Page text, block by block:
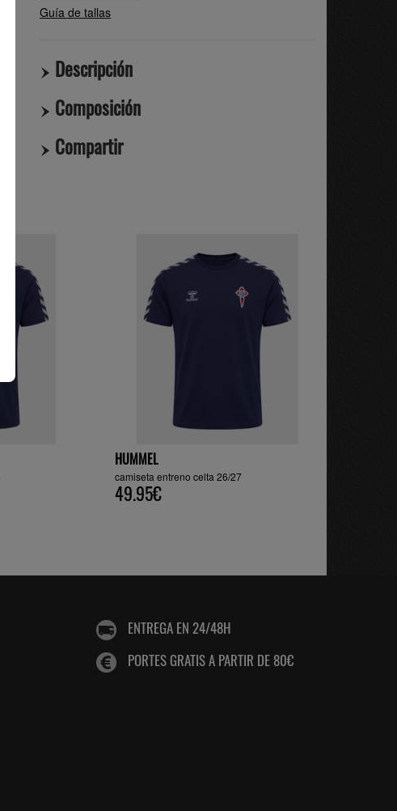
Guía de tallas
Descripción
Composición
Compartir
HUMMEL
camiseta entreno celta 26/27
49.95€
ENTREGA EN 24/48H
PORTES GRATIS A PARTIR DE 80€